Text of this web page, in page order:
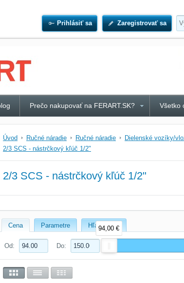
Prihlásiť sa Zaregistrovať sa
Prečo nakupovať na FERART.SK? Všetko
Úvod Ručné náradie Ručné náradie
Dielenské vozíky/
2/3 SCS - nástrčkový kľúč 1/2"
2/3 SCS - nástrčkový kľúč 1/2"
Cena Parametre Hľadať text
Od: Do:
94,00 €